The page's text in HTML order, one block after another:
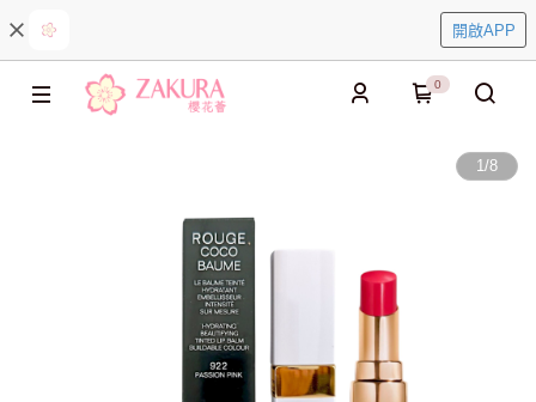
開啟APP
0
1/8